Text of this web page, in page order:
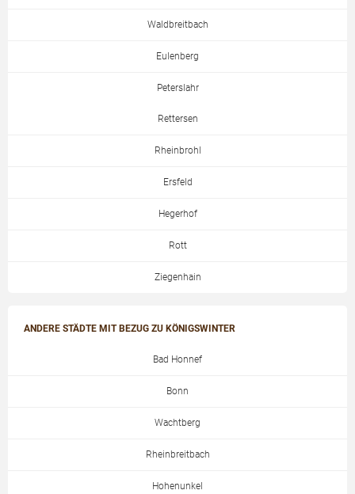
Waldbreitbach
Eulenberg
Peterslahr
Rettersen
Rheinbrohl
Ersfeld
Hegerhof
Rott
Ziegenhain
ANDERE STÄDTE MIT BEZUG ZU KÖNIGSWINTER
Bad Honnef
Bonn
Wachtberg
Rheinbreitbach
Hohenunkel